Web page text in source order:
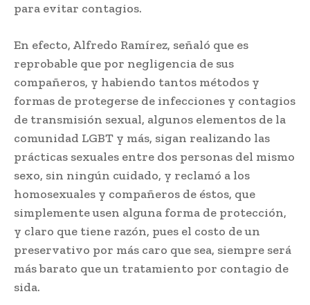
para evitar contagios.
En efecto, Alfredo Ramírez, señaló que es
reprobable que por negligencia de sus
compañeros, y habiendo tantos métodos y
formas de protegerse de infecciones y contagios
de transmisión sexual, algunos elementos de la
comunidad LGBT y más, sigan realizando las
prácticas sexuales entre dos personas del mismo
sexo, sin ningún cuidado, y reclamó a los
homosexuales y compañeros de éstos, que
simplemente usen alguna forma de protección,
y claro que tiene razón, pues el costo de un
preservativo por más caro que sea, siempre será
más barato que un tratamiento por contagio de
sida.